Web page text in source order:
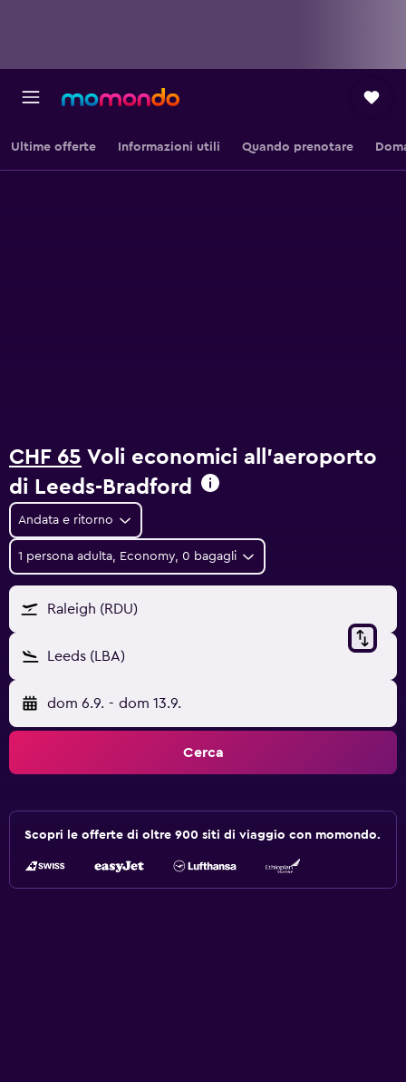
Ultime offerte Informazioni utili Quando prenotare
CHF 65 Voli economici all'aeroporto
di Leeds-Bradford
Andata e ritorno
1 persona adulta, Economy, 0 bagagli
Raleigh (RDU)
Leeds (LBA)
dom 6.9. - dom 13.9.
Cerca
Scopri le offerte di oltre 900 siti di viaggio con momondo.